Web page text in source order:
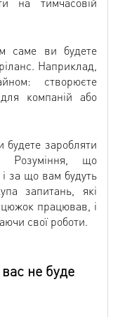
саме ви будете
Наприклад,
створюєте
компаній або
будете заробляти
Розуміння, що
і за що вам будуть
запитань, які
працював, і
свої роботи.
не буде